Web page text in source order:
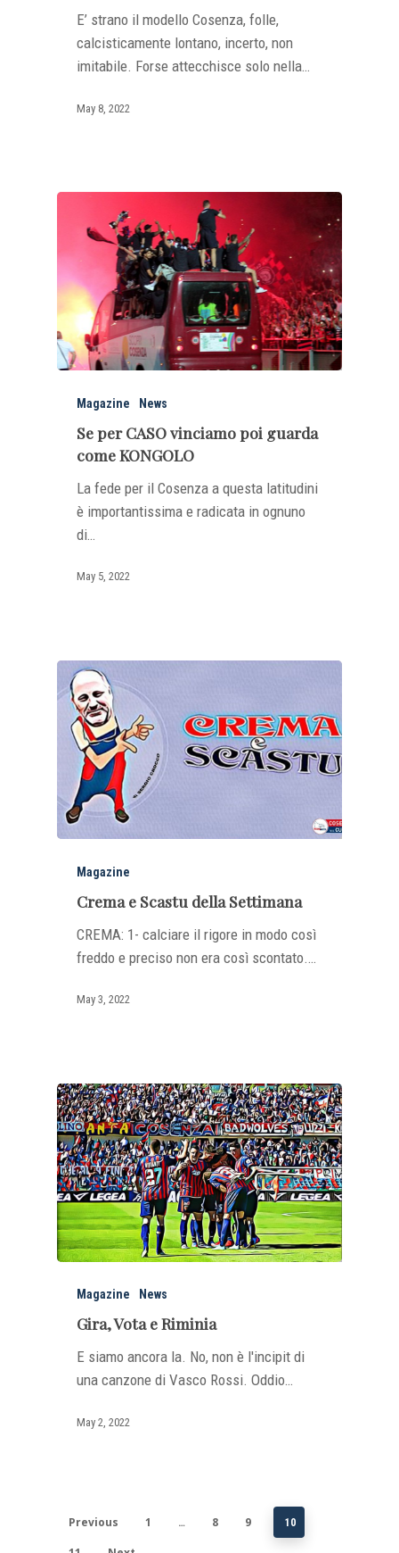
E’ strano il modello Cosenza, folle,
calcisticamente lontano, incerto, non
imitabile. Forse attecchisce solo nella…
May 8, 2022
Magazine News
Se per CASO vinciamo poi guarda
come KONGOLO
La fede per il Cosenza a questa latitudini
è importantissima e radicata in ognuno
di…
May 5, 2022
Magazine
Crema e Scastu della Settimana
CREMA: 1- calciare il rigore in modo così
freddo e preciso non era così scontato.…
May 3, 2022
Magazine News
Gira, Vota e Riminia
E siamo ancora la. No, non è l'incipit di
una canzone di Vasco Rossi. Oddio…
May 2, 2022
Previous 1 … 8 9 10